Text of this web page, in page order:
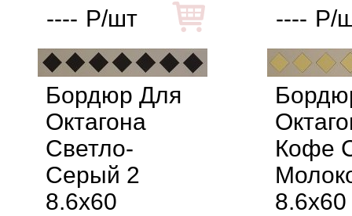
---- Р/шт
---- Р/
Бордюр Для
Октагона
Светло-
Серый 2
8.6x60
Кофе
8.6x60